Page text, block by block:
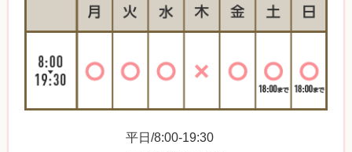
平日/8:00-19:30